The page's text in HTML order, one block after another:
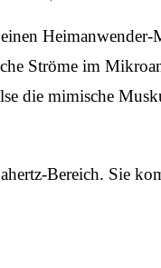
Heimanwender-
Ströme im
die mimische
Bereich. Sie